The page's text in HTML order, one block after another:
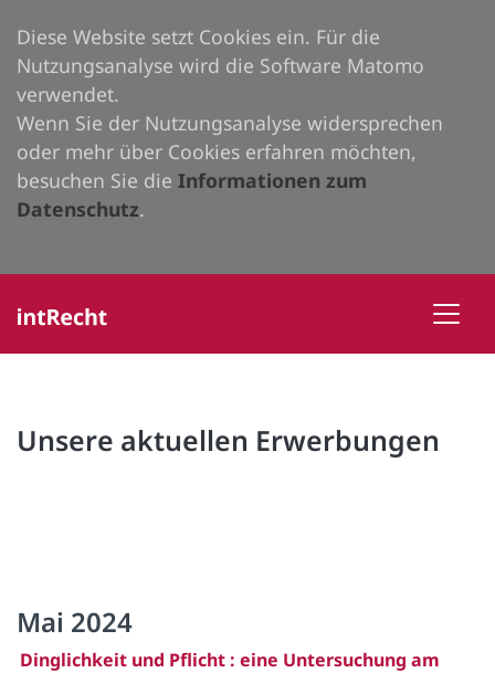
Diese Website setzt Cookies ein. Für die
Nutzungsanalyse wird die Software Matomo
verwendet.
Wenn Sie der Nutzungsanalyse widersprechen
oder mehr über Cookies erfahren möchten,
besuchen Sie die Informationen zum
Datenschutz.
Unsere aktuellen Erwerbungen
Mai 2024
Dinglichkeit und Pflicht : eine Untersuchung am